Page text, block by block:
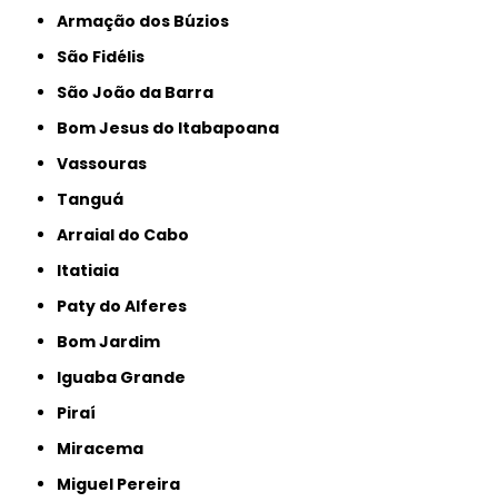
Armação dos Búzios
São Fidélis
São João da Barra
Bom Jesus do Itabapoana
Vassouras
Tanguá
Arraial do Cabo
Itatiaia
Paty do Alferes
Bom Jardim
Iguaba Grande
Piraí
Miracema
Miguel Pereira